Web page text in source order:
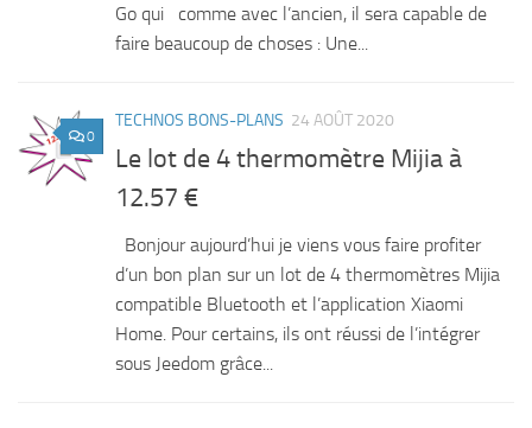
Go qui comme avec l’ancien, il sera capable de
faire beaucoup de choses : Une...
0
TECHNOS BONS-PLANS 24 AOÛT 2020
Le lot de 4 thermomètre Mijia à
12.57 €
Bonjour aujourd’hui je viens vous faire profiter
d’un bon plan sur un lot de 4 thermomètres Mijia
compatible Bluetooth et l’application Xiaomi
Home. Pour certains, ils ont réussi de l’intégrer
sous Jeedom grâce...